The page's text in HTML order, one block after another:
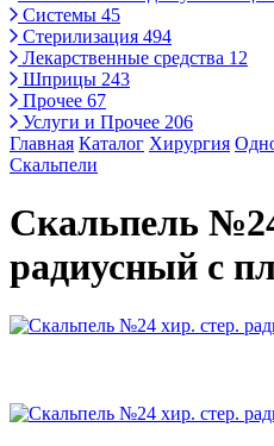
Системы 45
Стерилизация 494
Лекарственные средства 12
Шприцы 243
Прочее 67
Услуги и Прочее 206
Главная Каталог Хирургия
Скальпели
Скальпель
радиусный с